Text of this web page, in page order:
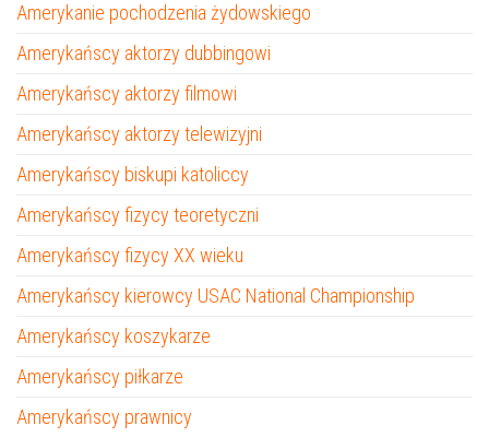
Amerykanie pochodzenia żydowskiego
Amerykańscy aktorzy dubbingowi
Amerykańscy aktorzy filmowi
Amerykańscy aktorzy telewizyjni
Amerykańscy biskupi katoliccy
Amerykańscy fizycy teoretyczni
Amerykańscy fizycy XX wieku
Amerykańscy kierowcy USAC National Championship
Amerykańscy koszykarze
Amerykańscy piłkarze
Amerykańscy prawnicy